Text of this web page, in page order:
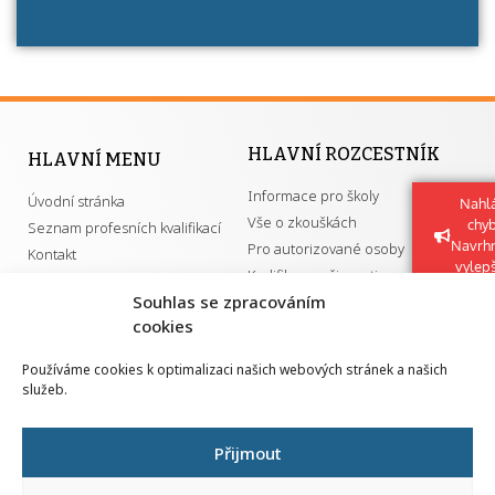
Souhlas se zpracováním
cookies
Používáme cookies k optimalizaci našich webových stránek a našich
služeb.
Přijmout
HLAVNÍ MENU
Úvodní stránka
Seznam profesních kvalifikací
Kontakt
HLAVNÍ ROZCESTNÍK
Informace pro školy
Vše o zkouškách
Pro autorizované osoby
Kvalifikace a živnosti
GDPR
Národní pedagogický institut ČR
Senovážné náměstí 25
110 00 Praha 1